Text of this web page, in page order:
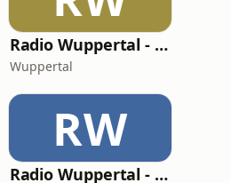
Radio Wuppertal - Dein Sommer Radio
Wuppertal
RW
Radio Wuppertal - Dein Oldie Radio